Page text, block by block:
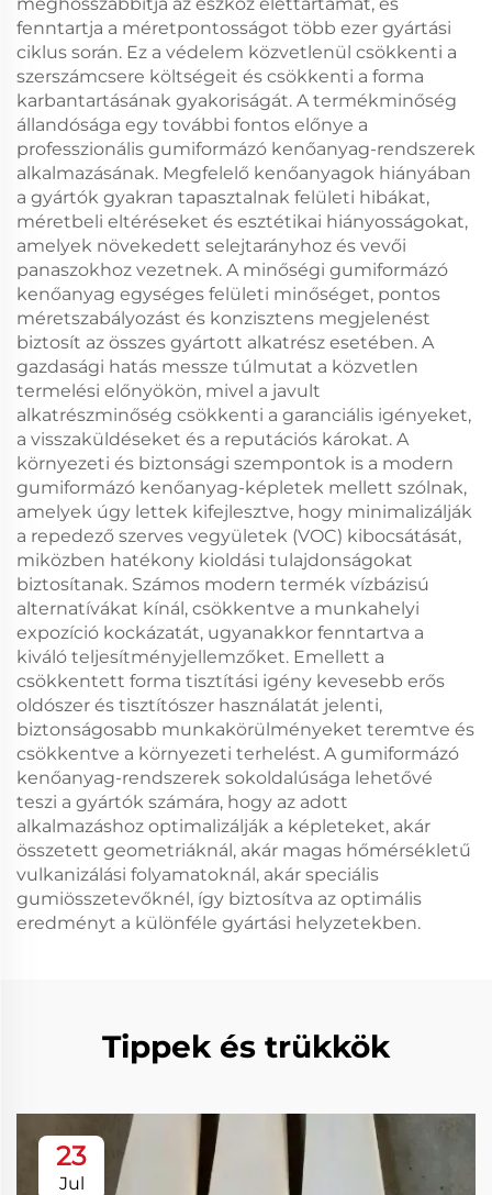
fenntartja a méretpontosságot több ezer gyártási
ciklus során. Ez a védelem közvetlenül csökkenti a
szerszámcsere költségeit és csökkenti a forma
karbantartásának gyakoriságát. A termékminőség
állandósága egy további fontos előnye a
professzionális gumiformázó kenőanyag-rendszerek
alkalmazásának. Megfelelő kenőanyagok hiányában
a gyártók gyakran tapasztalnak felületi hibákat,
méretbeli eltéréseket és esztétikai hiányosságokat,
amelyek növekedett selejtarányhoz és vevői
panaszokhoz vezetnek. A minőségi gumiformázó
kenőanyag egységes felületi minőséget, pontos
méretszabályozást és konzisztens megjelenést
biztosít az összes gyártott alkatrész esetében. A
gazdasági hatás messze túlmutat a közvetlen
termelési előnyökön, mivel a javult
alkatrészminőség csökkenti a garanciális igényeket,
a visszaküldéseket és a reputációs károkat. A
környezeti és biztonsági szempontok is a modern
gumiformázó kenőanyag-képletek mellett szólnak,
amelyek úgy lettek kifejlesztve, hogy minimalizálják
a repedező szerves vegyületek (VOC) kibocsátását,
miközben hatékony kioldási tulajdonságokat
biztosítanak. Számos modern termék vízbázisú
alternatívákat kínál, csökkentve a munkahelyi
expozíció kockázatát, ugyanakkor fenntartva a
kiváló teljesítményjellemzőket. Emellett a
csökkentett forma tisztítási igény kevesebb erős
oldószer és tisztítószer használatát jelenti,
biztonságosabb munkakörülményeket teremtve és
csökkentve a környezeti terhelést. A gumiformázó
kenőanyag-rendszerek sokoldalúsága lehetővé
teszi a gyártók számára, hogy az adott
alkalmazáshoz optimalizálják a képleteket, akár
összetett geometriáknál, akár magas hőmérsékletű
vulkanizálási folyamatoknál, akár speciális
gumiösszetevőknél, így biztosítva az optimális
eredményt a különféle gyártási helyzetekben.
Tippek és trükkök
23
Jul